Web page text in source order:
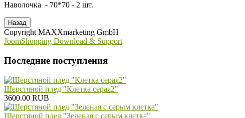
Наволочка - 70*70 - 2 шт.
Copyright MAXXmarketing GmbH
JoomShopping Download & Support
Последние поступления
Шерстяной плед "Клетка серая2"
3600.00 RUB
Шерстяной плед "Зеленая с серым клетка"